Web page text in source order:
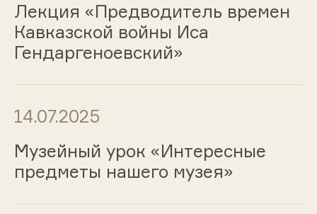
Лекция «Предводитель времен
Кавказской войны Иса
Гендаргеноевский»
14.07.2025
Музейный урок «Интересные
предметы нашего музея»